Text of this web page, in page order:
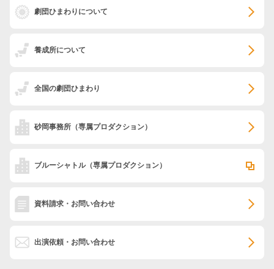
劇団ひまわりについて
養成所について
全国の劇団ひまわり
砂岡事務所 （専属プロダクション）
ブルーシャトル（専属プロダクション）
資料請求・お問い合わせ
出演依頼・お問い合わせ